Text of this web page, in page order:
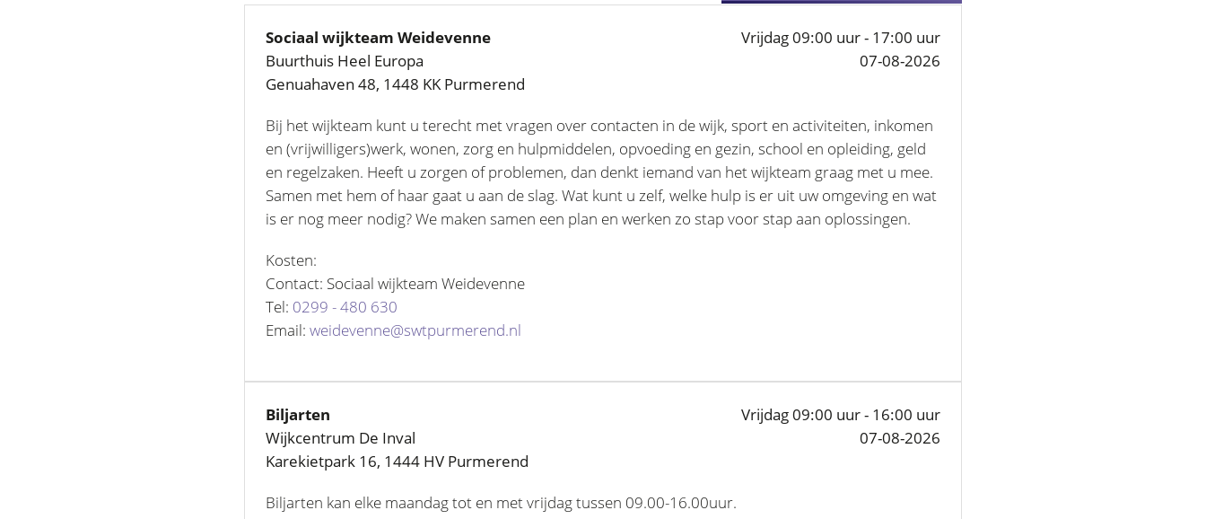
Sociaal wijkteam Weidevenne
Buurthuis Heel Europa
Genuahaven 48, 1448 KK Purmerend
Vrijdag 09:00 uur - 17:00 uur
07-08-2026
Bij het wijkteam kunt u terecht met vragen over contacten in de wijk, sport en activiteiten, inkomen
en (vrijwilligers)werk, wonen, zorg en hulpmiddelen, opvoeding en gezin, school en opleiding, geld
en regelzaken. Heeft u zorgen of problemen, dan denkt iemand van het wijkteam graag met u mee.
Samen met hem of haar gaat u aan de slag. Wat kunt u zelf, welke hulp is er uit uw omgeving en wat
is er nog meer nodig? We maken samen een plan en werken zo stap voor stap aan oplossingen.
Kosten:
Contact: Sociaal wijkteam Weidevenne
Tel: 0299 - 480 630
Email: weidevenne@swtpurmerend.nl
Biljarten
Wijkcentrum De Inval
Karekietpark 16, 1444 HV Purmerend
Vrijdag 09:00 uur - 16:00 uur
07-08-2026
Biljarten kan elke maandag tot en met vrijdag tussen 09.00-16.00uur.